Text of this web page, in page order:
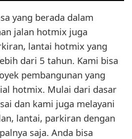
yang berada dalam
jalan hotmix juga
lantai hotmix yang
dari 5 tahun. Kami bisa
pembangunan yang
hotmix. Mulai dari dasar
dan kami juga melayani
lantai, parkiran dengan
saja. Anda bisa